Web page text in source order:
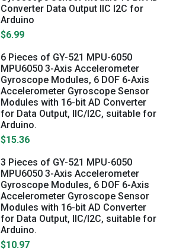
Converter Data Output IIC I2C for
Arduino
$6.99
6 Pieces of GY-521 MPU-6050
MPU6050 3-Axis Accelerometer
Gyroscope Modules, 6 DOF 6-Axis
Accelerometer Gyroscope Sensor
Modules with 16-bit AD Converter
for Data Output, IIC/I2C, suitable for
Arduino.
$15.36
3 Pieces of GY-521 MPU-6050
MPU6050 3-Axis Accelerometer
Gyroscope Modules, 6 DOF 6-Axis
Accelerometer Gyroscope Sensor
Modules with 16-bit AD Converter
for Data Output, IIC/I2C, suitable for
Arduino.
$10.97